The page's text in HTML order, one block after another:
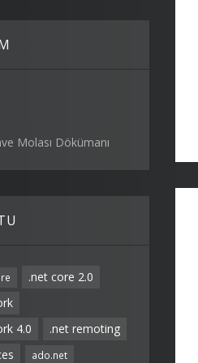
Molası Dökümanı
.net core 2.0
4.0
.net remoting
ado.net